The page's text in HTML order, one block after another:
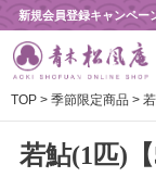
新規会員登録キャンペ
TOP 季節限定商品
若鮎(1匹)